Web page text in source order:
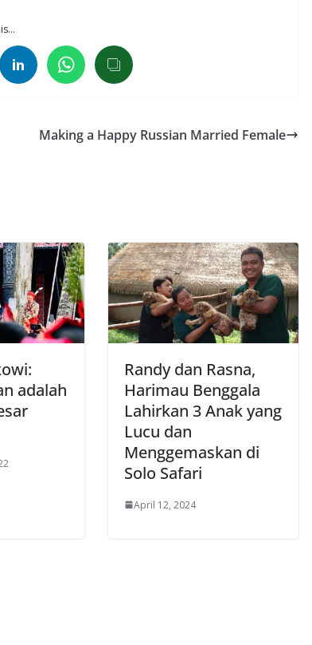
Making a Happy Russian Married Female
adalah
Randy dan Rasna,
Harimau Benggala
Lahirkan 3 Anak yang
Lucu dan
Menggemaskan di
Solo Safari
April 12, 2024